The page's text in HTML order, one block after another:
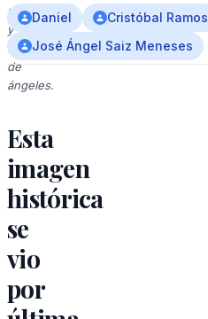
rojas
y
esculturas
de
ángeles.
Esta
imagen
histórica
se
vio
por
Daniel
Cristóbal Ramos
José Ángel Saiz Meneses